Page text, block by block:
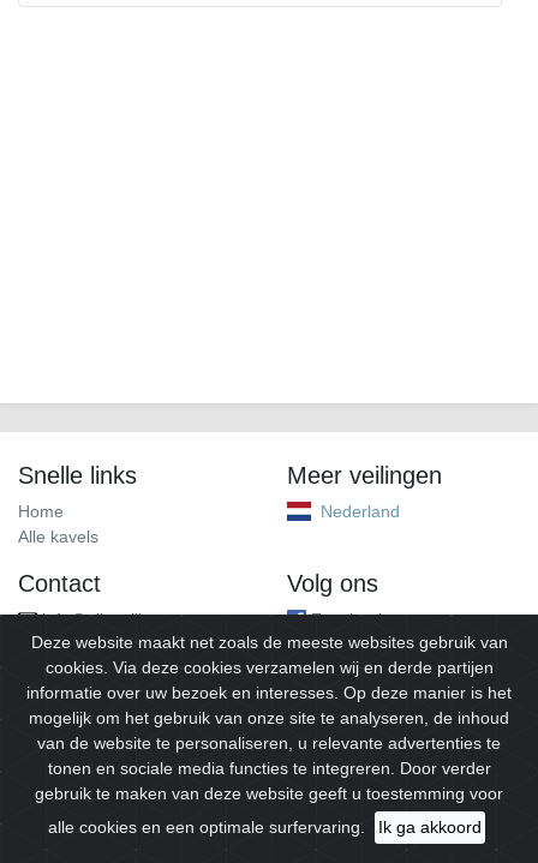
Snelle links
Home
Alle kavels
Meer veilingen
Nederland
Contact
info@alleveilingen.net
Volg ons
Facebook
© 2026Alleveilingen.Alle rechten voorbehouden.
Deze website maakt net zoals de meeste websites gebruik van
cookies. Via deze cookies verzamelen wij en derde partijen
informatie over uw bezoek en interesses. Op deze manier is het
mogelijk om het gebruik van onze site te analyseren, de inhoud
van de website te personaliseren, u relevante advertenties te
tonen en sociale media functies te integreren. Door verder
gebruik te maken van deze website geeft u toestemming voor
alle cookies en een optimale surfervaring.
Ik ga akkoord